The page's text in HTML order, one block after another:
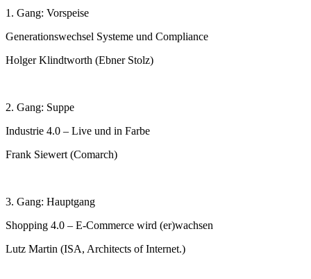
1. Gang: Vorspeise
Generationswechsel Systeme und Compliance
Holger Klindtworth (Ebner Stolz)
2. Gang: Suppe
Industrie 4.0 – Live und in Farbe
Frank Siewert (Comarch)
3. Gang: Hauptgang
Shopping 4.0 – E-Commerce wird (er)wachsen
Lutz Martin (ISA, Architects of Internet.)